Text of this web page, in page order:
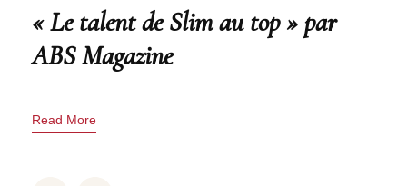
« Le talent de Slim au top » par
ABS Magazine
Read More